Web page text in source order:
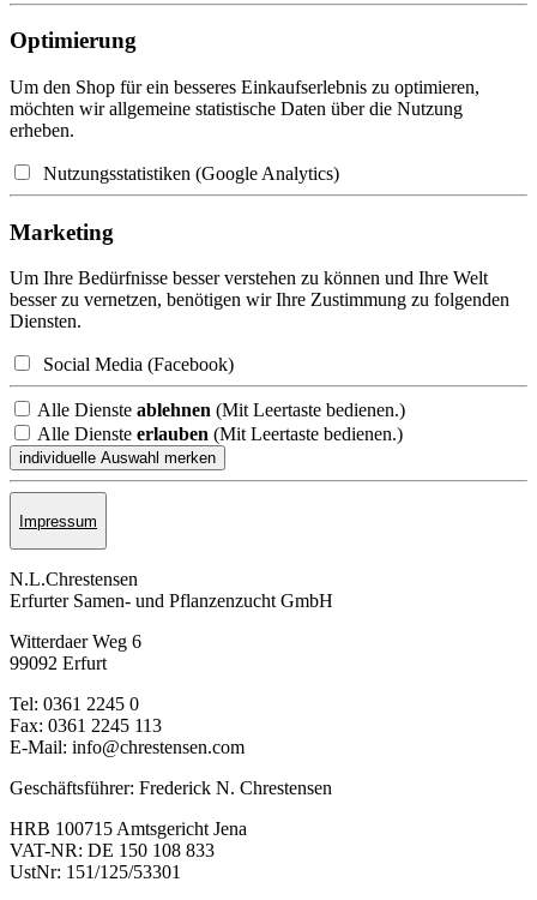
Optimierung
Um den Shop für ein besseres Einkaufserlebnis zu optimieren,
möchten wir allgemeine statistische Daten über die Nutzung
erheben.
Nutzungsstatistiken (Google Analytics)
Marketing
Um Ihre Bedürfnisse besser verstehen zu können und Ihre Welt
besser zu vernetzen, benötigen wir Ihre Zustimmung zu folgenden
Diensten.
Social Media (Facebook)
Alle Dienste ablehnen (Mit Leertaste bedienen.)
Alle Dienste erlauben (Mit Leertaste bedienen.)
Impressum
N.L.Chrestensen
Erfurter Samen- und Pflanzen­zucht GmbH
Witterdaer Weg 6
99092 Erfurt
Tel: 0361 2245 0
Fax: 0361 2245 113
E-Mail: info@chrestensen.com
Geschäftsführer: Frederick N. Chrestensen
HRB 100715 Amtsgericht Jena
VAT-NR: DE 150 108 833
UstNr: 151/125/53301